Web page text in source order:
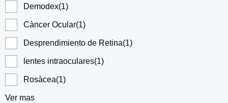
Demodex(1)
Càncer Ocular(1)
Desprendimiento de Retina(1)
lentes intraoculares(1)
Rosàcea(1)
Ver mas